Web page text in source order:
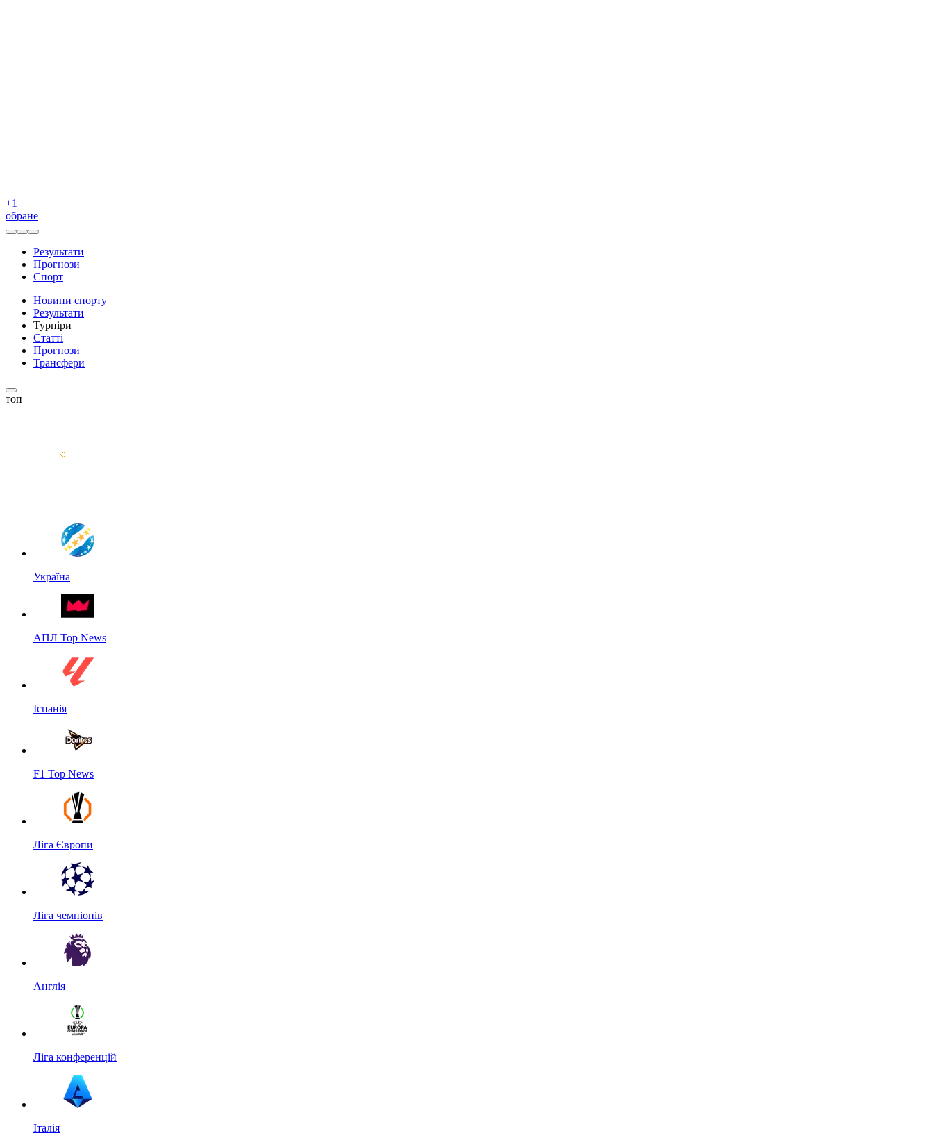
+1
обране
Результати
Прогнози
Спорт
Новини спорту
Результати
Турніри
Статті
Прогнози
Трансфери
топ
Україна
АПЛ Top News
Іспанія
F1 Top News
Ліга Європи
Ліга чемпіонів
Англія
Ліга конференцій
Італія